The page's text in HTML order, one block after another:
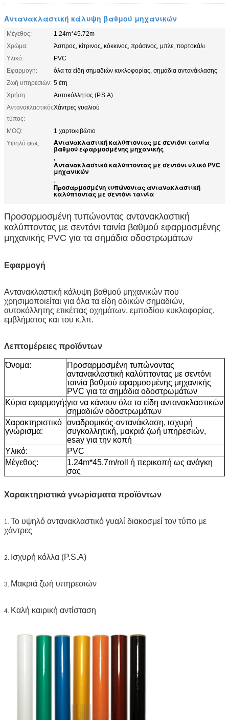
Αντανακλαστική κάλυψη βαθμού μηχανικών
Μέγεθος:
1.24m*45.72m
Χρώμα:
Άσπρος, κίτρινος, κόκκινος, πράσινος, μπλε, πορτοκάλι
Υλικό:
PVC
Εφαρμογή:
όλα τα είδη σημαδιών κυκλοφορίας, σημάδια αντανάκλασης
Ζωή υπηρεσιών: 5 έτη
Χρήση:
Αυτοκόλλητος (P.S.A)
Αντανακλαστικός
τύπος:
Χάντρες γυαλιού
MOQ:
1 χαρτοκιβώτιο
Υψηλό φως:
Αντανακλαστική καλύπτοντας με σεντόνι ταινία
βαθμού εφαρμοσμένης μηχανικής
,
Αντανακλαστικό καλύπτοντας με σεντόνι υλικό PVC
μηχανικών
,
Προσαρμοσμένη τυπώνοντας αντανακλαστική
καλύπτοντας με σεντόνι ταινία
Προσαρμοσμένη τυπώνοντας αντανακλαστική
καλύπτοντας με σεντόνι ταινία βαθμού εφαρμοσμένης
μηχανικής PVC για τα σημάδια οδοστρωμάτων
Εφαρμογή
Αντανακλαστική κάλυψη βαθμού μηχανικών που
χρησιμοποιείται για όλα τα είδη οδικών σημαδιών,
αυτοκόλλητης ετικέττας οχημάτων, εμποδίου κυκλοφορίας,
εμβλήματος και του κ.λπ.
Λεπτομέρειες προϊόντων
Όνομα:
Προσαρμοσμένη τυπώνοντας
αντανακλαστική καλύπτοντας με σεντόνι
ταινία βαθμού εφαρμοσμένης μηχανικής
PVC για τα σημάδια οδοστρωμάτων
Κύρια εφαρμογή:για να κάνουν όλα τα είδη αντανακλαστικών
σημαδιών οδοστρωμάτων
Χαρακτηριστικό
γνώρισμα:
αναδρομικός-αντανάκλαση, ισχυρή
συγκολλητική, μακριά ζωή υπηρεσιών,
esay για την κοπή
Υλικό:
PVC
Μέγεθος:
1.24m*45.7m/roll ή περικοπή ως ανάγκη
σας
μπλε, πορτοκαλής, μαύρος
απελευθέρωσης:
Συσκευασία:
Παράδοση
7 ημέρες, σύμφωνα με την ποσότητα
Χαρακτηριστικά γνωρίσματα προϊόντων
1. Το υψηλό αντανακλαστικό γυαλί διακοσμεί τον τύπο με
χάντρες
2. Ισχυρή κόλλα (P.S.A)
3. Μακριά ζωή υπηρεσιών
4. Καλή καιρική αντίσταση